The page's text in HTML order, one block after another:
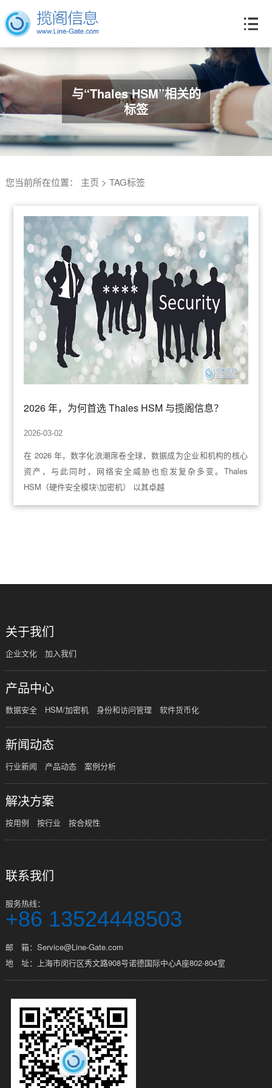
与“Thales HSM”相关的
标签
您当前所在位置： 主页 > TAG标签
2026 年，为何首选 Thales HSM 与揽阁信息？
2026-03-02
在 2026 年，数字化浪潮席卷全球，数据成为企业和机构的核心
资产，与此同时，网络安全威胁也愈发复杂多变。Thales
HSM（硬件安全模块\加密机） 以其卓越
关于我们
企业文化 加入我们
产品中心
数据安全 HSM/加密机 身份和访问管理 软件货币化
新闻动态
行业新闻 产品动态 案例分析
解决方案
按用例 按行业 按合规性
联系我们
服务热线：
+86 13524448503
邮 箱：Service@Line-Gate.com
地 址：上海市闵行区秀文路908号诺德国际中心A座802-804室